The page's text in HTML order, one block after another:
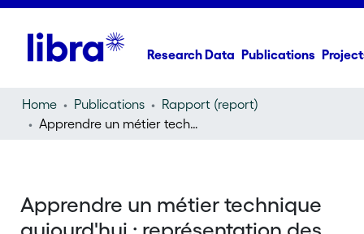
Research Data Publications
Home Publications
Rapport (report)
Apprendre un métier technique aujourd'hui : représentation des apprenants
Apprendre un métier technique